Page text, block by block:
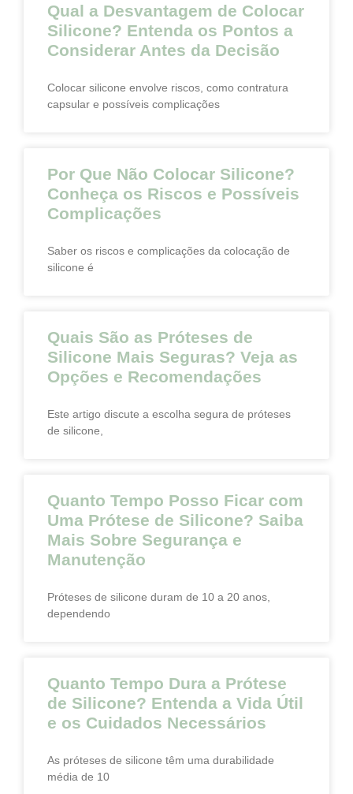
Qual a Desvantagem de Colocar
Silicone? Entenda os Pontos a
Considerar Antes da Decisão
Colocar silicone envolve riscos, como contratura
capsular e possíveis complicações
Por Que Não Colocar Silicone?
Conheça os Riscos e Possíveis
Complicações
Saber os riscos e complicações da colocação de
silicone é
Quais São as Próteses de
Silicone Mais Seguras? Veja as
Opções e Recomendações
Este artigo discute a escolha segura de próteses
de silicone,
Quanto Tempo Posso Ficar com
Uma Prótese de Silicone? Saiba
Mais Sobre Segurança e
Manutenção
Próteses de silicone duram de 10 a 20 anos,
dependendo
Quanto Tempo Dura a Prótese
de Silicone? Entenda a Vida Útil
e os Cuidados Necessários
As próteses de silicone têm uma durabilidade
média de 10